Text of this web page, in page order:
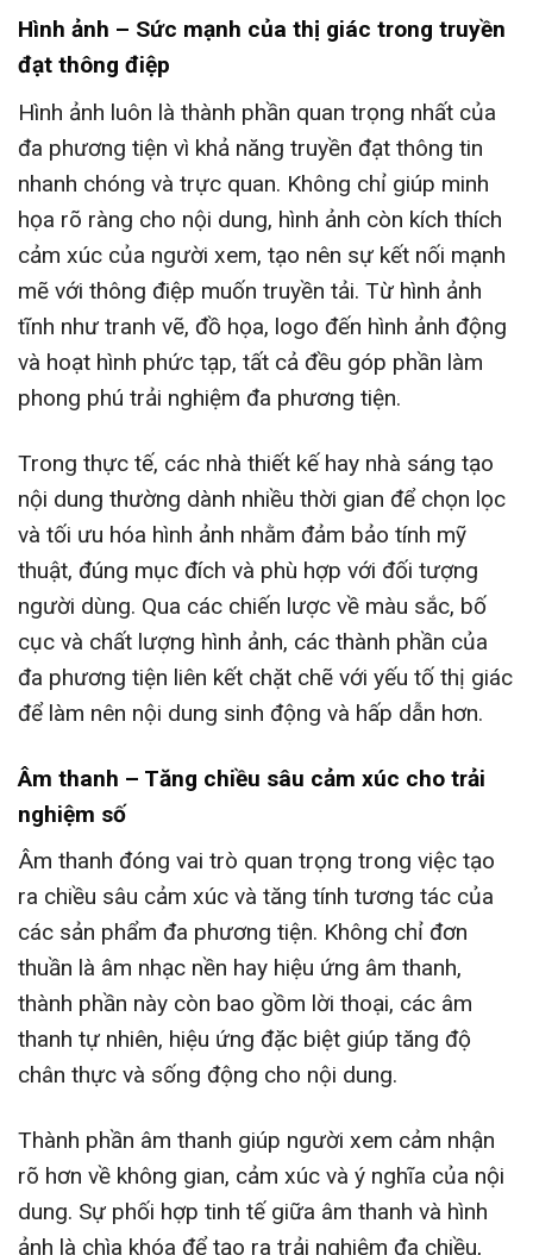
Hình ảnh – Sức mạnh của thị giác trong truyền
đạt thông điệp
Hình ảnh luôn là thành phần quan trọng nhất của
đa phương tiện vì khả năng truyền đạt thông tin
nhanh chóng và trực quan. Không chỉ giúp minh
họa rõ ràng cho nội dung, hình ảnh còn kích thích
cảm xúc của người xem, tạo nên sự kết nối mạnh
mẽ với thông điệp muốn truyền tải. Từ hình ảnh
tĩnh như tranh vẽ, đồ họa, logo đến hình ảnh động
và hoạt hình phức tạp, tất cả đều góp phần làm
phong phú trải nghiệm đa phương tiện.
Trong thực tế, các nhà thiết kế hay nhà sáng tạo
nội dung thường dành nhiều thời gian để chọn lọc
và tối ưu hóa hình ảnh nhằm đảm bảo tính mỹ
thuật, đúng mục đích và phù hợp với đối tượng
người dùng. Qua các chiến lược về màu sắc, bố
cục và chất lượng hình ảnh, các thành phần của
đa phương tiện liên kết chặt chẽ với yếu tố thị giác
để làm nên nội dung sinh động và hấp dẫn hơn.
Âm thanh – Tăng chiều sâu cảm xúc cho trải
nghiệm số
Âm thanh đóng vai trò quan trọng trong việc tạo
ra chiều sâu cảm xúc và tăng tính tương tác của
các sản phẩm đa phương tiện. Không chỉ đơn
thuần là âm nhạc nền hay hiệu ứng âm thanh,
thành phần này còn bao gồm lời thoại, các âm
thanh tự nhiên, hiệu ứng đặc biệt giúp tăng độ
chân thực và sống động cho nội dung.
Thành phần âm thanh giúp người xem cảm nhận
rõ hơn về không gian, cảm xúc và ý nghĩa của nội
dung. Sự phối hợp tinh tế giữa âm thanh và hình
ảnh là chìa khóa để tạo ra trải nghiệm đa chiều,